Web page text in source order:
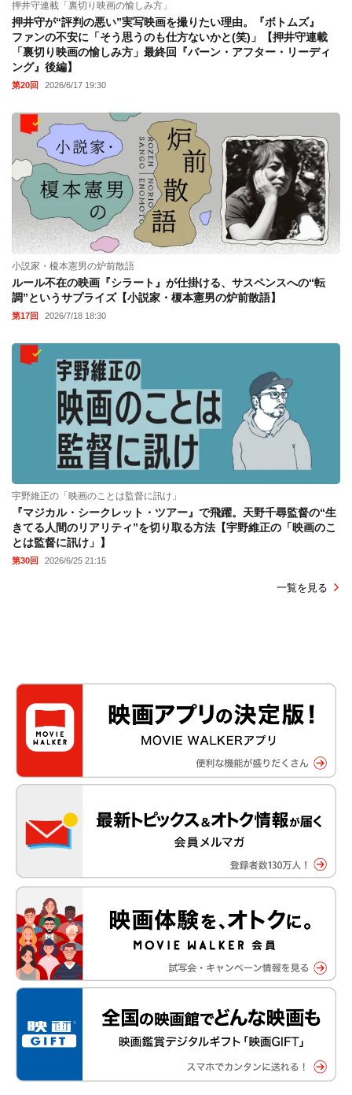
押井守連載「裏切り映画の愉しみ方」
押井守が“評判の悪い”実写映画を撮りたい理由。『ボトムズ』
ファンの不安に「そう思うのも仕方ないかと(笑)」【押井守連載
「裏切り映画の愉しみ方」最終回『バーン・アフター・リーディ
ング』後編】
第20回 2026/6/17 19:30
小説家・榎本憲男の炉前散語
ルール不在の映画『シラート』が仕掛ける、サスペンスへの“転
調”というサプライズ【小説家・榎本憲男の炉前散語】
第17回 2026/7/18 18:30
宇野維正の「映画のことは監督に訊け」
『マジカル・シークレット・ツアー』で飛躍。天野千尋監督の“生
きてる人間のリアリティ”を切り取る方法【宇野維正の「映画のこ
とは監督に訊け」】
第30回 2026/6/25 21:15
一覧を見る